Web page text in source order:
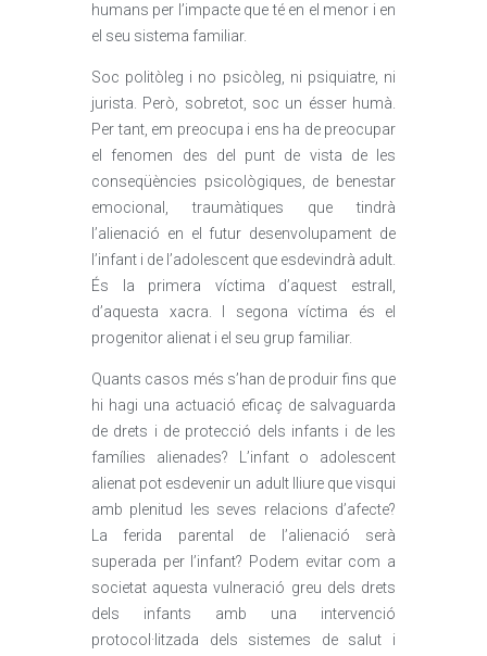
humans per l’impacte que té en el menor i en
el seu sistema familiar.
Soc politòleg i no psicòleg, ni psiquiatre, ni
jurista. Però, sobretot, soc un ésser humà.
Per tant, em preocupa i ens ha de preocupar
el fenomen des del punt de vista de les
conseqüències psicològiques, de benestar
emocional, traumàtiques que tindrà
l’alienació en el futur desenvolupament de
l’infant i de l’adolescent que esdevindrà adult.
És la primera víctima d’aquest estrall,
d’aquesta xacra. I segona víctima és el
progenitor alienat i el seu grup familiar.
Quants casos més s’han de produir fins que
hi hagi una actuació eficaç de salvaguarda
de drets i de protecció dels infants i de les
famílies alienades? L’infant o adolescent
alienat pot esdevenir un adult lliure que visqui
amb plenitud les seves relacions d’afecte?
La ferida parental de l’alienació serà
superada per l’infant? Podem evitar com a
societat aquesta vulneració greu dels drets
dels infants amb una intervenció
protocol·litzada dels sistemes de salut i